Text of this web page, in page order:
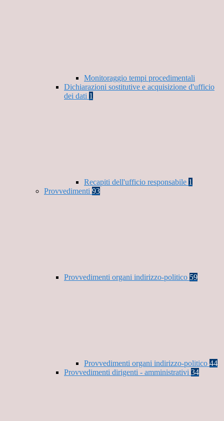
Monitoraggio tempi procedimentali
Dichiarazioni sostitutive e acquisizione d'ufficio
dei dati 1
Recapiti dell'ufficio responsabile 1
Provvedimenti 93
Provvedimenti organi indirizzo-politico 59
Provvedimenti organi indirizzo-politico 44
Provvedimenti dirigenti - amministrativi 34